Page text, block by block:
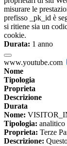
misurare le
prefisso _pk_id è
si ritiene sia un
cookie.
Durata: 1 anno
www.youtube.com
Nome
Tipologia
Proprieta
Descrizione
Durata
Nome:
Tipologia: analitico
Proprieta: Terze
Descrizione: